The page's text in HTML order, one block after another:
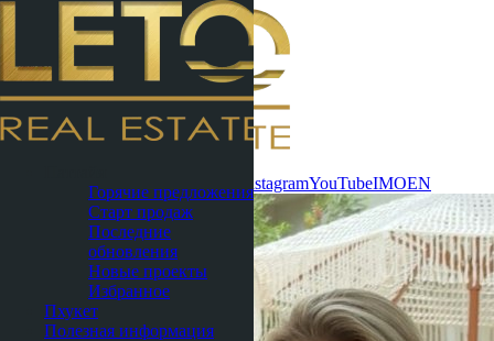
WhatsApp InstagramYouTubeIMOEN
Горячие предложения
Старт продаж
Последние
обновления
Новые проекты
Избранное
Пхукет
Полезная информация